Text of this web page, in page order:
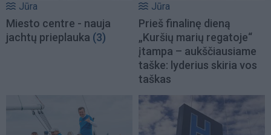
Jūra
Miesto centre - nauja
jachtų prieplauka (3)
Jūra
Prieš finalinę dieną
„Kuršių marių regatoje“
įtampa – aukščiausiame
taške: lyderius skiria vos
taškas